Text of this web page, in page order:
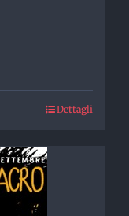
Dettagli